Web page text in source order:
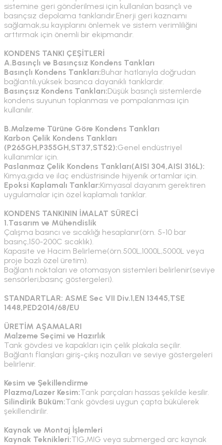
sistemine geri gönderilmesi için kullanılan basınçlı ve
basınçsız depolama tanklarıdır.Enerji geri kaznaımı
sağlamak,su kayıplarını önlemek ve sistem verimliliğini
arttırmak için önemli bir ekipmandır.
KONDENS TANKI ÇEŞİTLERİ
A.Basınçlı ve Basınçsız Kondens Tankları
Basınçlı Kondens Tankları:Buhar hatlarıyla doğrudan
bağlantılı,yüksek basınca dayanıklı tanklardır.
Basınçsız Kondens Tankları:Düşük basınçlı sistemlerde
kondens suyunun toplanması ve pompalanması için
kullanılır.
B.Malzeme Türüne Göre Kondens Tankları
Karbon Çelik Kondens Tankları
(P265GH,P355GH,ST37,ST52):Genel endüstriyel
kullanımlar için.
Paslanmaz Çelik Kondens Tankları(AISI 304,AISI 316L):
Kimya,gıda ve ilaç endüstrisinde hijyenik ortamlar için.
Epoksi Kaplamalı Tanklar:Kimyasal dayanım gerektiren
uygulamalar için özel kaplamalı tanklar.
KONDENS TANKININ İMALAT SÜRECİ
1.Tasarım ve Mühendislik
Çalışma basıncı ve sıcaklığı hesaplanır(örn. 5-10 bar
basınç,150-200C sıcaklık).
Kapasite ve Hacim Belirleme(örn.500L,1000L,5000L veya
proje bazlı özel üretim).
Bağlantı noktaları ve otomasyon sistemleri belirlenir(seviye
sensörleri,basınç göstergeleri).
STANDARTLAR: ASME Sec VII Div.1,EN 13445,TSE
1448,PED2014/68/EU
ÜRETİM AŞAMALARI
Malzeme Seçimi ve Hazırlık
Tank gövdesi ve kapakları için çelik plakala seçilir.
Bağlantı flanşları giriş-çıkış nozulları ve seviye göstergeleri
belirlenir.
Kesim ve Şekillendirme
Plazma/Lazer Kesim:Tank parçaları hassas şekilde kesilir.
Silindirik Büküm:Tank gövdesi uygun çapta bükülerek
şekillendirilir.
Kaynak ve Montaj İşlemleri
Kaynak Teknikleri:TIG,MIG veya submerged arc kaynak